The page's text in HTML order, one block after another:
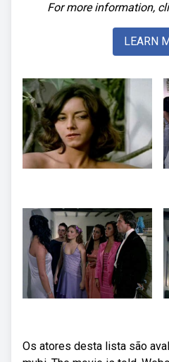
For more information,
LEARN
Os atores desta lista são